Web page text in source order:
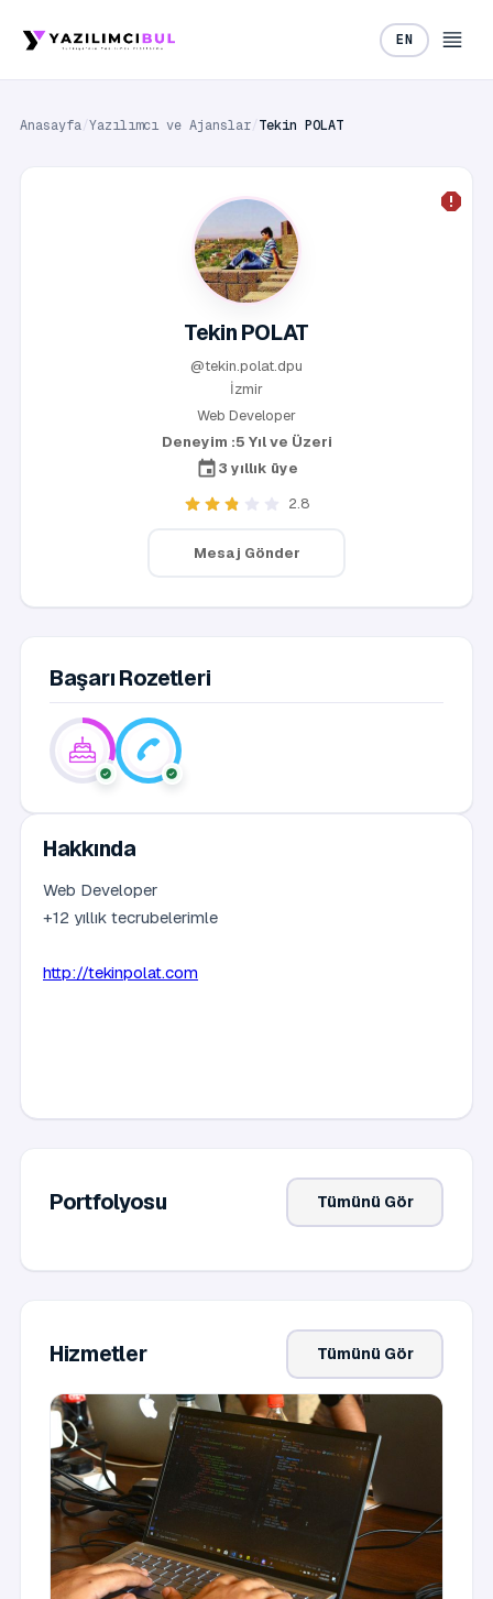
EN
Anasayfa/Yazılımcı ve Ajanslar/Tekin POLAT
Tekin POLAT
@tekin.polat.dpu
İzmir
Web Developer
Deneyim :5 Yıl ve Üzeri
3 yıllık üye
2.8
Mesaj Gönder
Başarı Rozetleri
Hakkında
Web Developer
+12 yıllık tecrubelerimle
http://tekinpolat.com
Portfolyosu Tümünü Gör
Hizmetler Tümünü Gör